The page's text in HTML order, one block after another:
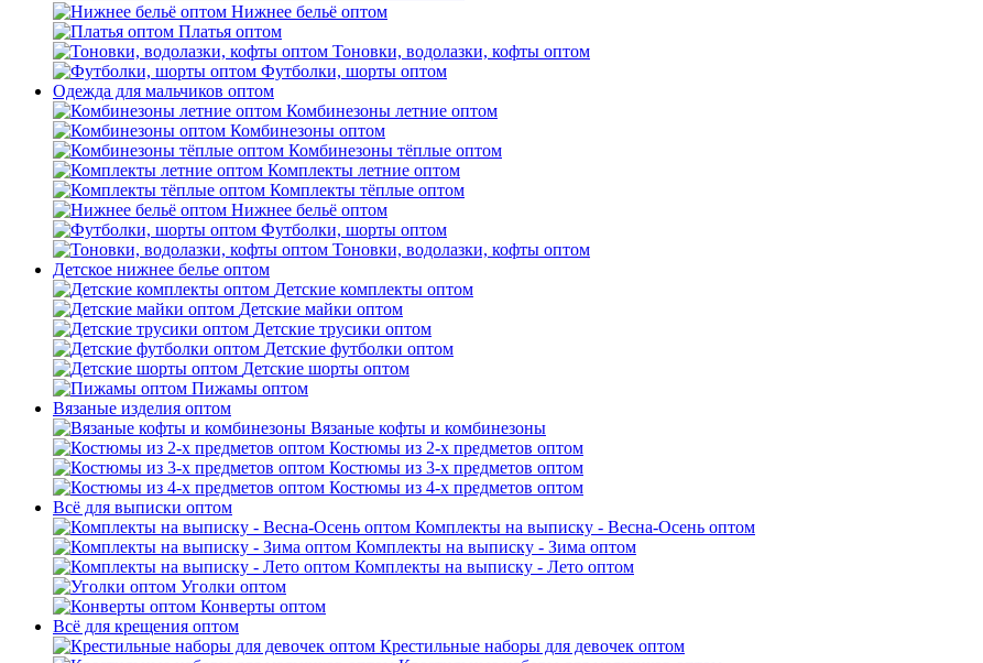
Нижнее бельё оптом
Платья оптом
Тоновки, водолазки, кофты оптом
Футболки, шорты оптом
Одежда для мальчиков оптом
Комбинезоны летние оптом
Комбинезоны оптом
Комбинезоны тёплые оптом
Комплекты летние оптом
Комплекты тёплые оптом
Нижнее бельё оптом
Футболки, шорты оптом
Тоновки, водолазки, кофты оптом
Детское нижнее белье оптом
Детские комплекты оптом
Детские майки оптом
Детские трусики оптом
Детские футболки оптом
Детские шорты оптом
Пижамы оптом
Вязаные изделия оптом
Вязаные кофты и комбинезоны
Костюмы из 2-х предметов оптом
Костюмы из 3-х предметов оптом
Костюмы из 4-х предметов оптом
Всё для выписки оптом
Комплекты на выписку - Весна-Осень оптом
Комплекты на выписку - Зима оптом
Комплекты на выписку - Лето оптом
Уголки оптом
Конверты оптом
Всё для крещения оптом
Крестильные наборы для девочек оптом